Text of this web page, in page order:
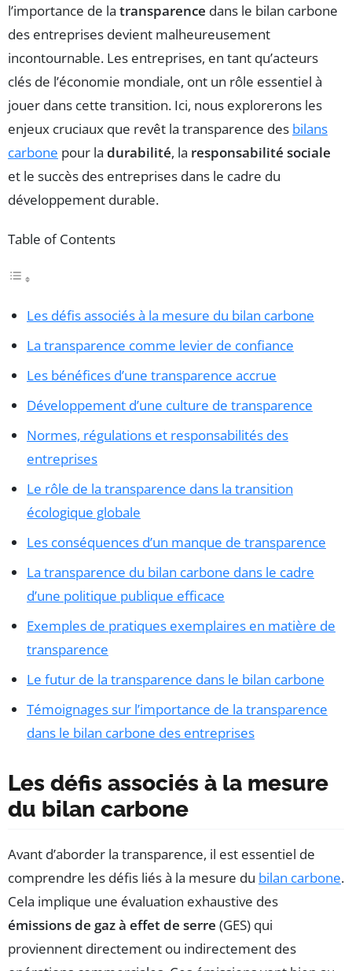
l’importance de la transparence dans le bilan carbone
des entreprises devient malheureusement
incontournable. Les entreprises, en tant qu’acteurs
clés de l’économie mondiale, ont un rôle essentiel à
jouer dans cette transition. Ici, nous explorerons les
enjeux cruciaux que revêt la transparence des bilans
carbone pour la durabilité, la responsabilité sociale
et le succès des entreprises dans le cadre du
développement durable.
Table of Contents
Les défis associés à la mesure du bilan carbone
La transparence comme levier de confiance
Les bénéfices d’une transparence accrue
Développement d’une culture de transparence
Normes, régulations et responsabilités des
entreprises
Le rôle de la transparence dans la transition
écologique globale
Les conséquences d’un manque de transparence
La transparence du bilan carbone dans le cadre
d’une politique publique efficace
Exemples de pratiques exemplaires en matière de
transparence
Le futur de la transparence dans le bilan carbone
Témoignages sur l’importance de la transparence
dans le bilan carbone des entreprises
Les défis associés à la mesure
du bilan carbone
Avant d’aborder la transparence, il est essentiel de
comprendre les défis liés à la mesure du bilan carbone.
Cela implique une évaluation exhaustive des
émissions de gaz à effet de serre (GES) qui
proviennent directement ou indirectement des